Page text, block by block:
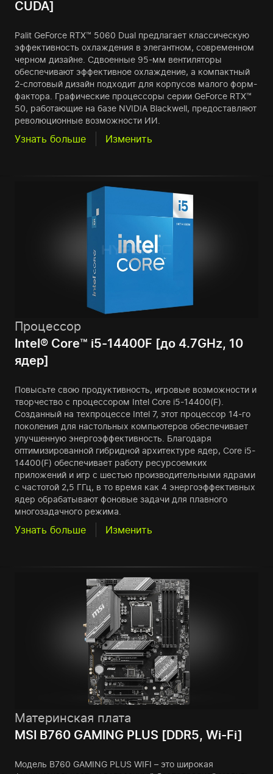
CUDA]
Palit GeForce RTX™ 5060 Dual предлагает классическую
эффективность охлаждения в элегантном, современном
черном дизайне. Сдвоенные 95-мм вентиляторы
обеспечивают эффективное охлаждение, а компактный
2-слотовый дизайн подходит для корпусов малого форм-
фактора. Графические процессоры серии GeForce RTX™
50, работающие на базе NVIDIA Blackwell, предоставляют
революционные возможности ИИ.
Узнать больше Изменить
Процессор
Intel® Core™ i5-14400F [до 4.7GHz, 10
ядер]
Повысьте свою продуктивность, игровые возможности и
творчество с процессором Intel Core i5-14400(F).
Созданный на техпроцессе Intel 7, этот процессор 14-го
поколения для настольных компьютеров обеспечивает
улучшенную энергоэффективность. Благодаря
оптимизированной гибридной архитектуре ядер, Core i5-
14400(F) обеспечивает работу ресурсоемких
приложений и игр с шестью производительными ядрами
с частотой 2,5 ГГц, в то время как 4 энергоэффективных
ядер обрабатывают фоновые задачи для плавного
многозадачного режима.
Узнать больше Изменить
Материнская плата
MSI B760 GAMING PLUS [DDR5, Wi-Fi]
Модель B760 GAMING PLUS WIFI – это широкая